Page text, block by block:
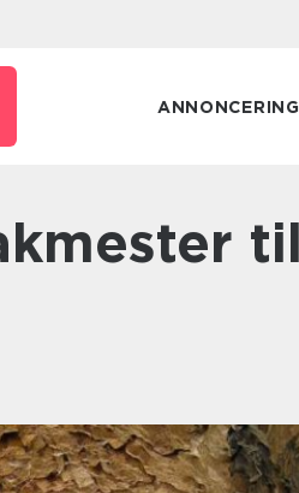
ANNONCERING